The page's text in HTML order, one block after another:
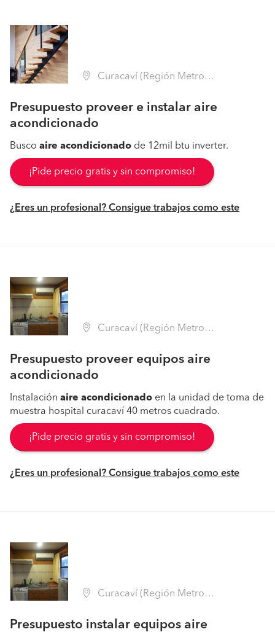
Curacaví (Región Metropolitana - Melipilla)
Presupuesto proveer e instalar aire
acondicionado
Busco aire acondicionado de 12mil btu inverter.
¡Pide precio gratis y sin compromiso!
¿Eres un profesional? Consigue trabajos como este
Curacaví (Región Metropolitana - Melipilla)
Presupuesto proveer equipos aire
acondicionado
Instalación aire acondicionado en la unidad de toma de
muestra hospital curacaví 40 metros cuadrado.
¡Pide precio gratis y sin compromiso!
¿Eres un profesional? Consigue trabajos como este
Curacaví (Región Metropolitana - Melipilla)
Presupuesto instalar equipos aire